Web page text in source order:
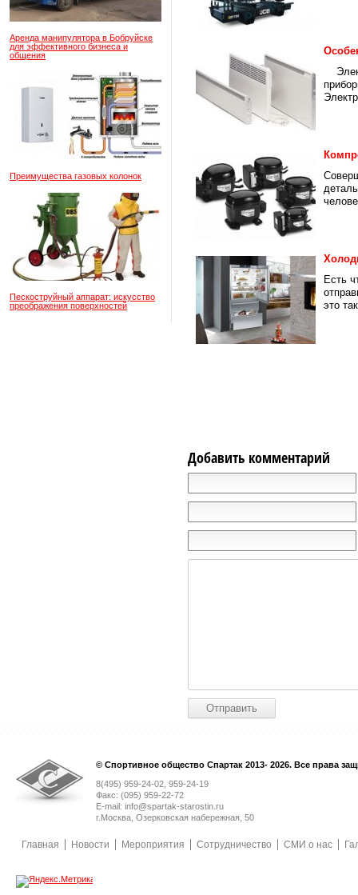
Аренда манипулятора в Бобруйске
для эффективного бизнеса и
общения
Преимущества газовых колонок
Пескоструйный аппарат: искусство
преображения поверхностей
Есть
это
Добавить комментарий
© Спортивное общество Спартак 2013- 2026. Все права
8(495) 959-24-02, 959-24-19
Факс: (095) 959-22-72
E-mail: info@spartak-starostin.ru
г.Москва, Озерковская набережная, 50
Главная Новости Мероприятия Сотрудничество СМИ о нас